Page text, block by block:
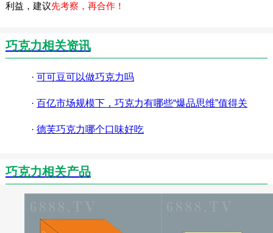
利益，建议先考察，再合作！
巧克力相关资讯
·可可豆可以做巧克力吗
·百亿市场规模下，巧克力有哪些“爆品思维”值得关
注？
·德芙巧克力哪个口味好吃
巧克力相关产品